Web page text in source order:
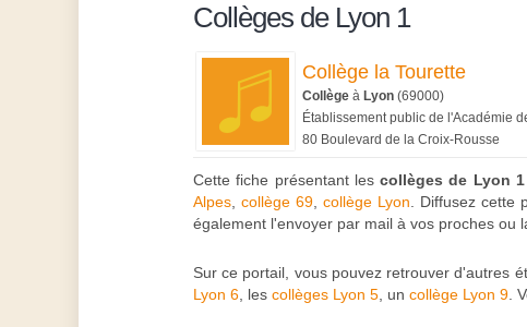
Collèges de Lyon 1
Collège la Tourette
Collège à Lyon (69000)
Établissement public de l'Académie
80 Boulevard de la Croix-Rousse
Cette fiche présentant lescollèges de Lyon 1
Alpes collège 69 collège Lyon . Diffusez
également l'envoyer par mail à vos proches ou
Sur ce portail, vous pouvez retrouver d'autres
Lyon 6 , les collèges Lyon 5 , un collège Lyon 9 .